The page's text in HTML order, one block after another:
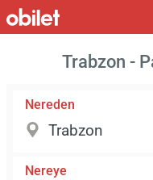
Trabzon -
Nereden
Nereye